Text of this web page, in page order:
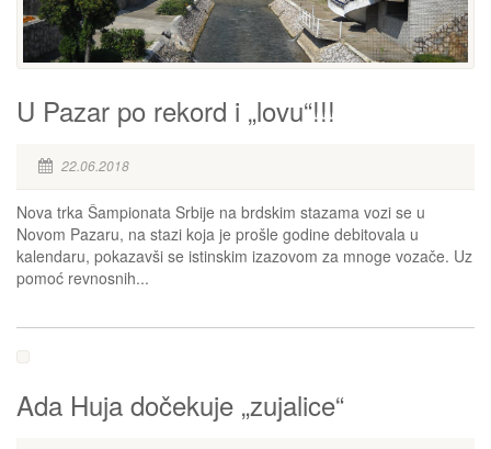
U Pazar po rekord i „lovu“!!!
22.06.2018
Nova trka Šampionata Srbije na brdskim stazama vozi se u
Novom Pazaru, na stazi koja je prošle godine debitovala u
kalendaru, pokazavši se istinskim izazovom za mnoge vozače. Uz
pomoć revnosnih...
Ada Huja dočekuje „zujalice“